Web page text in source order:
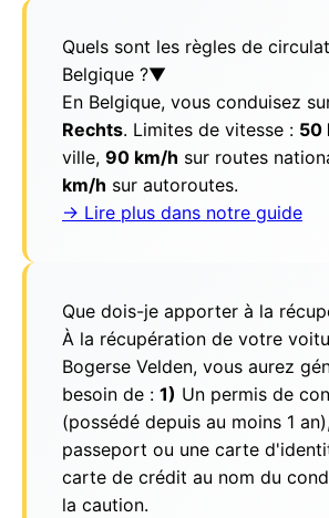
Quels sont les règles de
Belgique ?▼
En Belgique, vous conduisez
Rechts. Limites de vitesse : 50
ville, 90 km/h sur routes
km/h sur autoroutes.
→ Lire plus dans notre guide
Que dois-je apporter à la
À la récupération de votre
Bogerse Velden, vous aurez
besoin de : 1) Un permis de
(possédé depuis au moins 1
passeport ou une carte
carte de crédit au nom du
la caution.